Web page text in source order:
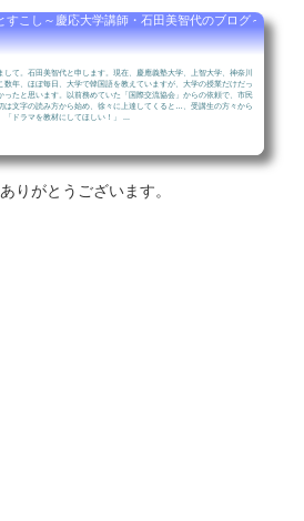
すこし～慶応大学講師・石田美智代のブログ～
て。石田美智代と申します。現在、慶應義塾大学、上智大学、神奈川
年、ほぼ毎日、大学で韓国語を教えていますが、大学の授業だけだっ
たと思います。以前務めていた「国際交流協会」からの依頼で、市民
は文字の読み方から始め、徐々に上達してくると…、受講生の方々から
ドラマを教材にしてほしい！」 ...
りがとうございます。